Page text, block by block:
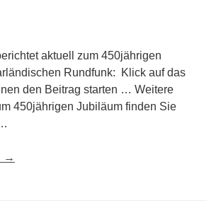
aktuell zum 450jährigen
Rundfunk: Klick auf das
den Beitrag starten … Weitere
450jährigen Jubiläum finden Sie
→